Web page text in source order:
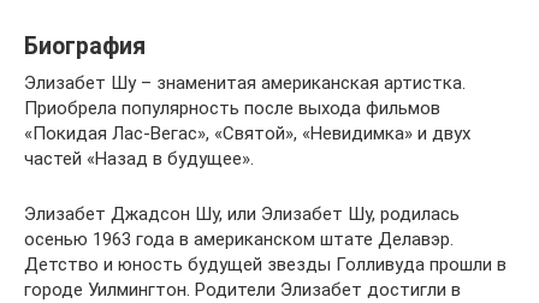
Биография
Элизабет Шу – знаменитая американская артистка.
Приобрела популярность после выхода фильмов
«Покидая Лас-Вегас», «Святой», «Невидимка» и двух
частей «Назад в будущее».
Элизабет Джадсон Шу, или Элизабет Шу, родилась
осенью 1963 года в американском штате Делавэр.
Детство и юность будущей звезды Голливуда прошли в
городе Уилмингтон. Родители Элизабет достигли в